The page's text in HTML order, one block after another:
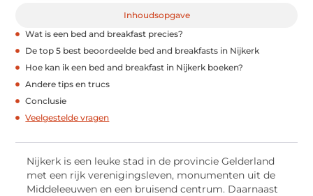
Inhoudsopgave
Wat is een bed and breakfast precies?
De top 5 best beoordeelde bed and breakfasts in Nijkerk
Hoe kan ik een bed and breakfast in Nijkerk boeken?
Andere tips en trucs
Conclusie
Veelgestelde vragen
Nijkerk is een leuke stad in de provincie Gelderland
met een rijk verenigingsleven, monumenten uit de
Middeleeuwen en een bruisend centrum. Daarnaast